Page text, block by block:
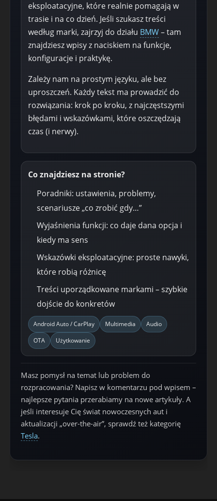
eksploatacyjne, które realnie pomagają w
trasie i na co dzień. Jeśli szukasz treści
według marki, zajrzyj do działu BMW– tam
znajdziesz wpisy z naciskiem na funkcje,
konfiguracje i praktykę.
Zależy nam na prostym języku, ale bez
uproszczeń. Każdy tekst ma prowadzić do
rozwiązania: krok po kroku, z najczęstszymi
błędami i wskazówkami, które oszczędzają
czas (i nerwy).
Co znajdziesz na stronie?
Poradniki: ustawienia, problemy,
scenariusze „co zrobić gdy…”
Wyjaśnienia funkcji: co daje dana opcja i
kiedy ma sens
Wskazówki eksploatacyjne: proste nawyki,
które robią różnicę
Treści uporządkowane markami – szybkie
dojście do konkretów
Android Auto / CarPlay Multimedia
Audio
OTA
Użytkowanie
Masz pomysł na temat lub problem do
rozpracowania? Napisz w komentarzu pod wpisem –
najlepsze pytania przerabiamy na nowe artykuły. A
jeśli interesuje Cię świat nowoczesnych aut i
aktualizacji „over-the-air”, sprawdź też kategorię
Tesla.